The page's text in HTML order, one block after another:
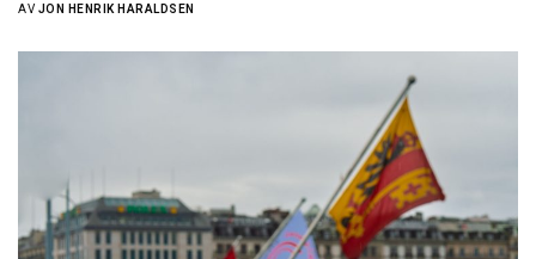
AV JON HENRIK HARALDSEN